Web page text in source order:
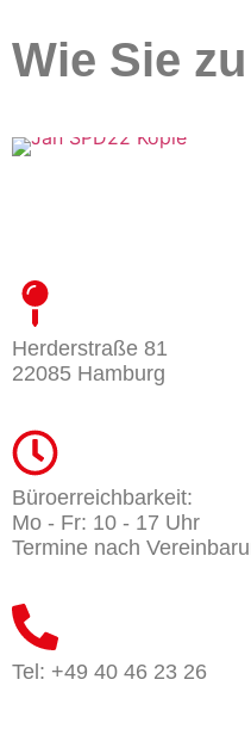
Wie Sie
Herderstraße 81
22085 Hamburg
Büroerreichbarkeit:
Mo - Fr: 10 - 17 Uhr
Termine nach
Tel: +49 40 46 23 26